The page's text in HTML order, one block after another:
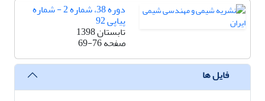
دوره 38، شماره 2 - شماره
پیاپی 92
تابستان 1398
صفحه69-76
فایل ها